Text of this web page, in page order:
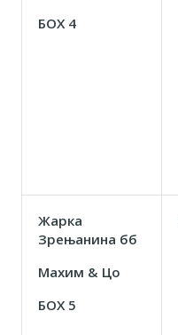
БОX 4
Жарка
Зрењанина бб
Маxим & Цо
БОX 5